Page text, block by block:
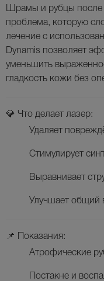
Шрамы и рубцы после
проблема, которую
лечение с
Dynamis позволяет
уменьшить
гладкость кожи без
💎 Что делает лазер:
Удаляет
Стимулирует
Выравнивает
Улучшает общий
📌 Показания:
Атрофические
Постакне и